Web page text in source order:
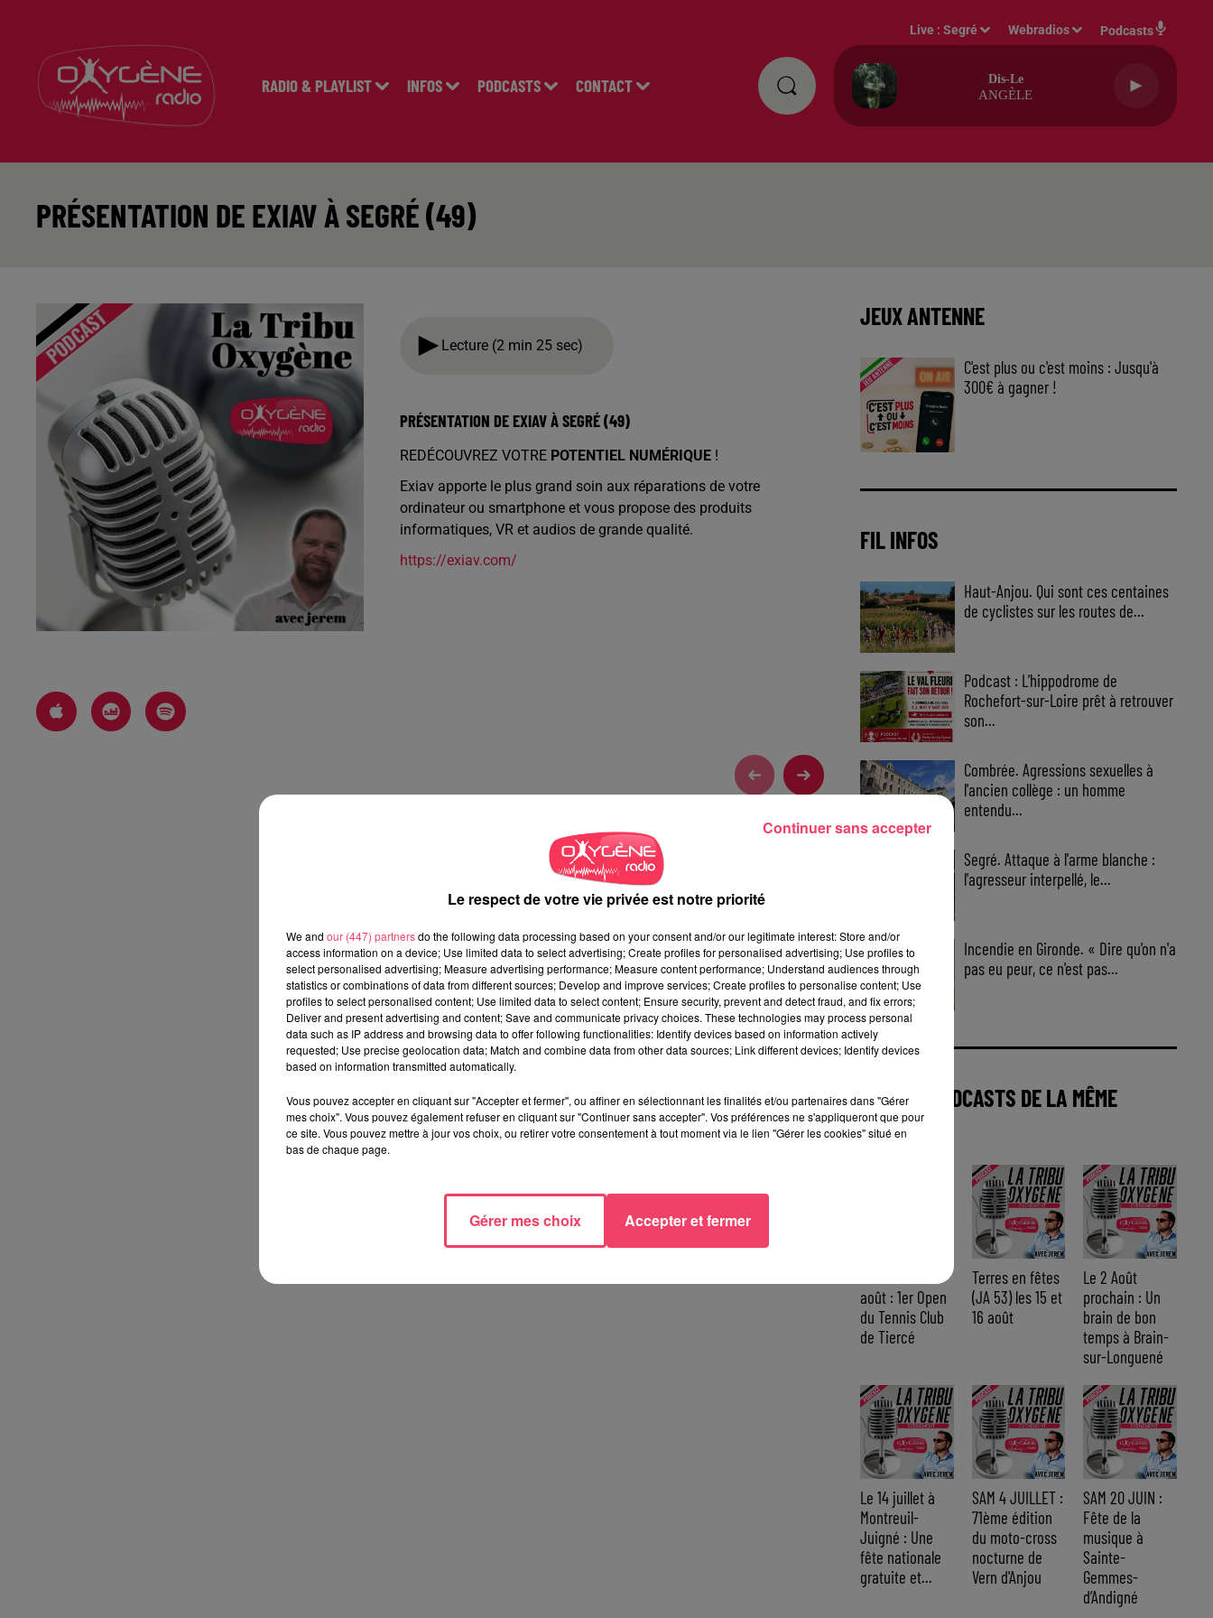
RADIO & PLAYLIST INFOS PODCASTS CONTACT
Live :Segré Webradios Podcasts
Dis-Le
ANGÈLE
PRÉSENTATION DE EXIAV À SEGRÉ (49)
Lecture (2 min 25 sec)
PRÉSENTATION DE EXIAV À SEGRÉ (49)
REDÉCOUVREZ VOTRE POTENTIEL NUMÉRIQUE !
Exiav apporte le plus grand soin aux réparations de votre
ordinateur ou smartphone et vous propose des produits
informatiques, VR et audios de grande qualité.
https://exiav.com/
JEUX ANTENNE
C'est plus ou c'est moins : Jusqu'à
300€ à gagner !
FIL INFOS
Haut-Anjou. Qui sont ces centaines
de cyclistes sur les routes de...
Podcast : L’hippodrome de
Rochefort-sur-Loire prêt à retrouver
son...
Combrée. Agressions sexuelles à
l'ancien collège : un homme
entendu...
Segré. Attaque à l'arme blanche :
l'agresseur interpellé, le...
Incendie en Gironde. « Dire qu'on n'a
pas eu peur, ce n'est pas...
AUTRES PODCASTS DE LA MÊME
CATÉGORIE
août : 1er Open
du Tennis Club
de Tiercé
Terres en fêtes
(JA 53) les 15 et
16 août
Le 2 Août
prochain : Un
brain de bon
temps à Brain-
sur-Longuené
Le 14 juillet à
Montreuil-
Juigné : Une
fête nationale
gratuite et...
SAM 4 JUILLET :
71ème édition
du moto-cross
nocturne de
Vern d'Anjou
SAM 20 JUIN :
Fête de la
musique à
Sainte-
Gemmes-
d’Andigné
Le respect de votre vie privée est notre priorité
We and our (447) partnersdo the following data processing based on your consent and/or our legitimate interest: Store and/or
access information on a device; Use limited data to select advertising; Create profiles for personalised advertising; Use profiles to
select personalised advertising; Measure advertising performance; Measure content performance; Understand audiences through
statistics or combinations of data from different sources; Develop and improve services; Create profiles to personalise content; Use
profiles to select personalised content; Use limited data to select content; Ensure security, prevent and detect fraud, and fix errors;
Deliver and present advertising and content; Save and communicate privacy choices. These technologies may process personal
data such as IP address and browsing data to offer following functionalities: Identify devices based on information actively
requested; Use precise geolocation data; Match and combine data from other data sources; Link different devices; Identify devices
based on information transmitted automatically.
Vous pouvez accepter en cliquant sur "Accepter et fermer", ou affiner en sélectionnant les finalités et/ou partenaires dans "Gérer
mes choix". Vous pouvez également refuser en cliquant sur "Continuer sans accepter". Vos préférences ne s'appliqueront que pour
ce site. Vous pouvez mettre à jour vos choix, ou retirer votre consentement à tout moment via le lien "Gérer les cookies" situé en
bas de chaque page.
Gérer mes choix Accepter et fermer
Continuer sans accepter